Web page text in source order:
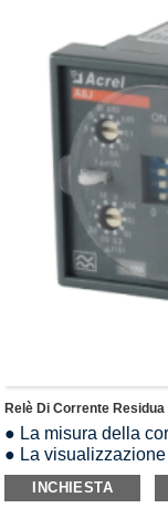
Relè Di Corrente
● La misura della
● La
corrente;
● L'impostazione
INCHIESTA